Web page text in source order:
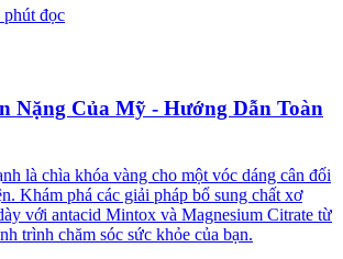
phút đọc
Nặng Của Mỹ - Hướng Dẫn Toàn
là chìa khóa vàng cho một vóc dáng cân đối
Khám phá các giải pháp bổ sung chất xơ
với antacid Mintox và Magnesium Citrate từ
trình chăm sóc sức khỏe của bạn.